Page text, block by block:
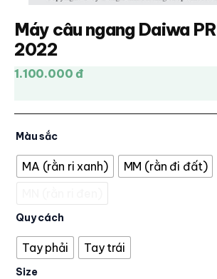
Máy câu ngang Daiwa
2022
1.100.000 đ
Màu sắc
MA (rằn ri xanh)
MM (rằn đi đất)
Quy cách
Tay phải Tay trái
Size